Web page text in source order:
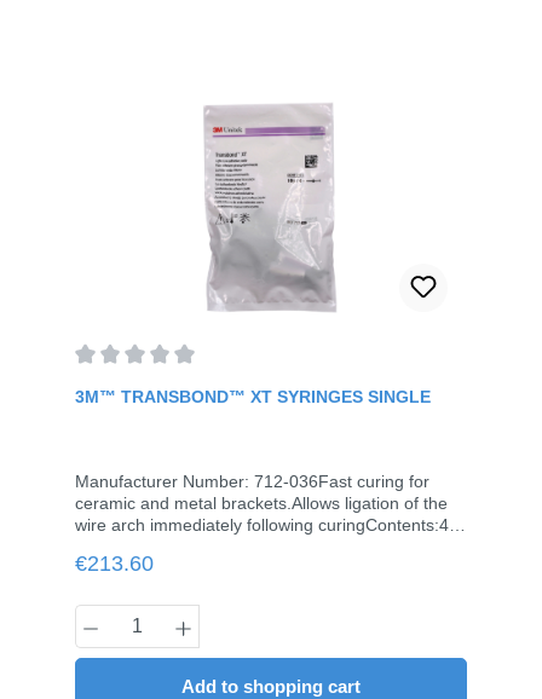
immediately after curingEfficient, time-saving
bonding and rebonding of ceramic and metal
bracketsUse of ready-to-use syringes or capsules
reduces material surplusesContent: 6 ml
3M™ TRANSBOND™ XT SYRINGES SINGLE
Manufacturer Number: 712-036Fast curing for
ceramic and metal brackets.Allows ligation of the
wire arch immediately following curingContents:4
Regular price:
€213.60
Product Quantity: Enter the desired
Add to shopping cart